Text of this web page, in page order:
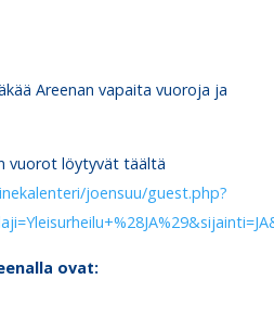
Areenan vapaita vuoroja ja
vuorot löytyvät täältä
joensuu/guest.php?
ovat: